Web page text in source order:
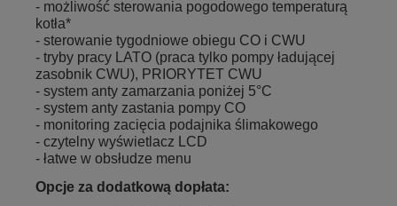
- możliwość sterowania pogodowego temperaturą
kotła*
- sterowanie tygodniowe obiegu CO i CWU
- tryby pracy LATO (praca tylko pompy ładującej
zasobnik CWU), PRIORYTET CWU
- system anty zamarzania poniżej 5°C
- system anty zastania pompy CO
- monitoring zacięcia podajnika ślimakowego
- czytelny wyświetlacz LCD
- łatwe w obsłudze menu
Opcje za dodatkową dopłata: